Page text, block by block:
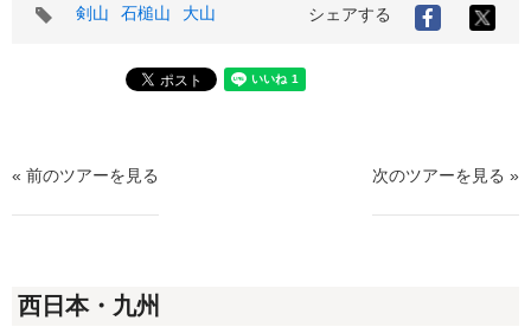
タ
剣山 石槌山 大山 シェアする
Facebook
で
X
で
« 前のツアーを見る 次のツアーを見る »
西日本・九州